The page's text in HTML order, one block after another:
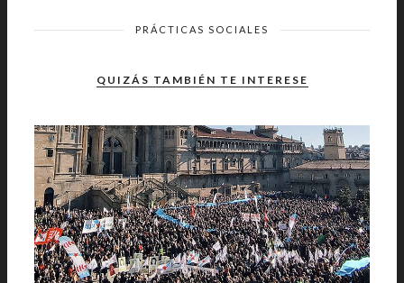
PRÁCTICAS SOCIALES
QUIZÁS TAMBIÉN TE INTERESE